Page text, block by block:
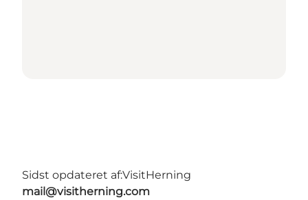
Sidst opdateret af:VisitHerning
mail@visitherning.com